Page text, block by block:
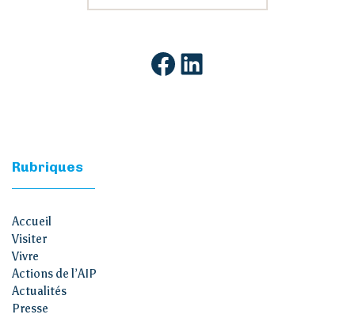
Facebook
LinkedIn
Rubriques
Accueil
Visiter
Vivre
Actions de l’AIP
Actualités
Presse